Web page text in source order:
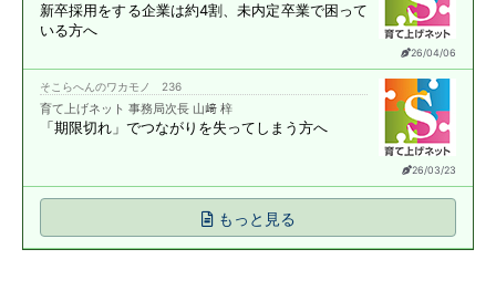
26/04/06
新卒採用をする企業は約4割、未内定卒業で困って
いる方へ
26/03/23
そこらへんのワカモノ 236
育て上げネット 事務局次長 山﨑 梓
「期限切れ」でつながりを失ってしまう方へ
もっと見る